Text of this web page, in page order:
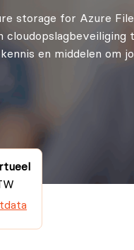
storage for Azure
en middelen om